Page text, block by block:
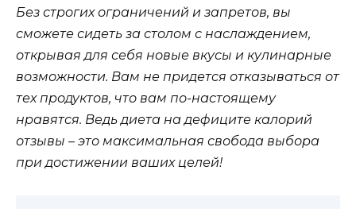
Без строгих ограничений и запретов, вы
сможете сидеть за столом с наслаждением,
открывая для себя новые вкусы и кулинарные
возможности. Вам не придется отказываться от
тех продуктов, что вам по-настоящему
нравятся. Ведь диета на дефиците калорий
отзывы – это максимальная свобода выбора
при достижении ваших целей!